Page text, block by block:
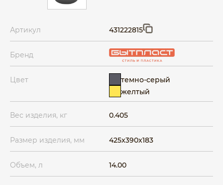
Артикул 431222815
Бренд
Цвет
темно-серый
желтый
Вес изделия, кг 0.405
Размер изделия, мм 425x390x183
Объем, л 14.00